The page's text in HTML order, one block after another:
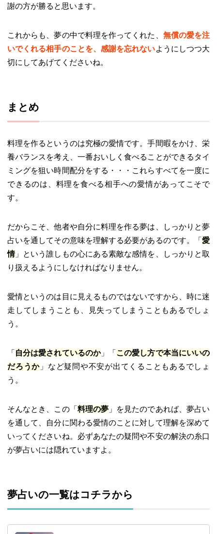
謝の方が勝ると思います。
これからも、夢の中で料理を作ってくれた、 無償の愛を注
いでくれる相手のことを、感謝を忘れないようにしつつ大
切にしてあげてくださいね。
まとめ
料理を作るというのは究極の愛情です。手間暇をかけ、栄
養バランスを考え、一番おいしく食べることができるタイ
ミングを狙い時間配分をする・・・これらすべてを一度に
できるのは、料理を食べる相手への愛情があってこそで
す。
だからこそ、他者や自分に料理を作る夢は、しっかりと夢
占いを通してその意味を理解する必要があるのです。「 愛
情」という誰しもの心にある素敵な感情を、しっかりと取
り扱えるようにしなければなりません。
愛情というのは目に見えるものではないですから、時に迷
走してしまうことも、見失ってしまうこともあるでしょ
う。
「 自分は愛されているのか」「 この愛し方で本当にいいの
だろうか 」など疑問や不安が出てくることもあるでしょ
う。
そんなとき、この「 料理の夢 」を見たのであれば、夢占い
を通して、自分に関わる愛情のことに対して理解を深めて
いってくださいね。必ずあなたの疑問や不安の解決の糸口
が夢占いには隠れていますよ。
夢占いの一覧はコチラから